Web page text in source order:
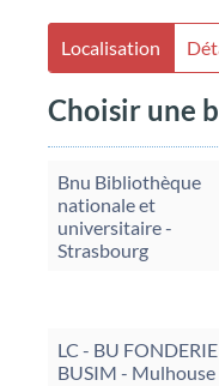
Localisation
Choisir une
Bnu Bibliothèque
nationale et
universitaire -
Strasbourg
LC - BU
BUSIM - Mulhouse